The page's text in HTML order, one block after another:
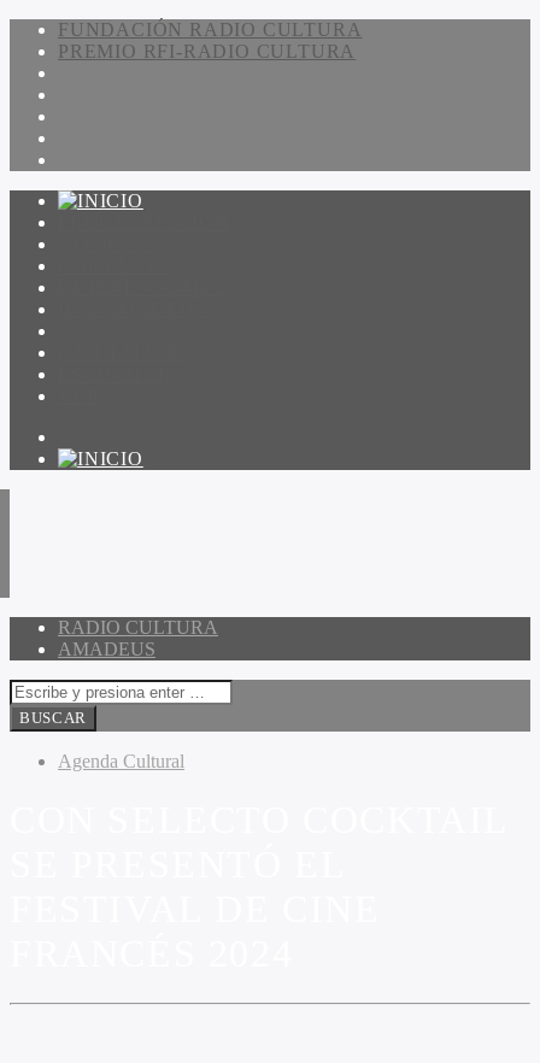
FUNDACIÓN RADIO CULTURA
PREMIO RFI-RADIO CULTURA
RADIO CULTURA
AMADEUS
Agenda Cultural